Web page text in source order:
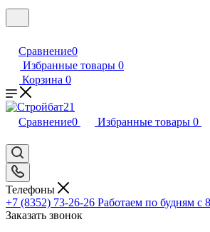
Сравнение0
Избранные товары 0
Корзина 0
Сравнение0 Избранные товары 0
Телефоны
+7 (8352) 73-26-26 Работаем по будням с
Заказать звонок